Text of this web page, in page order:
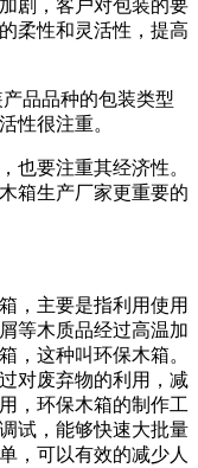
剧，客户对包装的要
柔性和灵活性，提高
品品种的包装类型
性很注重。
也要注重其经济性。
箱生产厂家更重要的
，主要是指利用使用
等木质品经过高温加
，这种叫环保木箱。
对废弃物的利用，减
，环保木箱的制作工
试，能够快速大批量
，可以有效的减少人